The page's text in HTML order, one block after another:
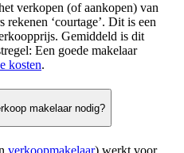
verkopen (of aankopen) van
rekenen ‘courtage’. Dit is een
Gemiddeld is dit
Een goede makelaar
kosten.
makelaar nodig?